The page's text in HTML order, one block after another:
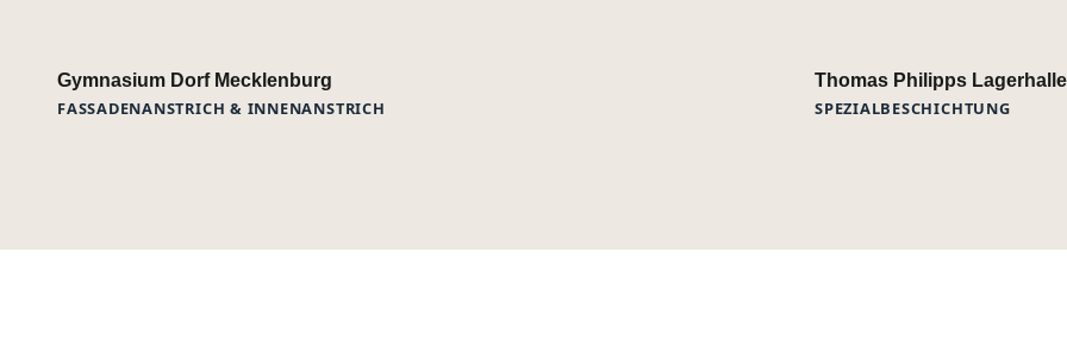
VORHER
Gymnasium Dorf Mecklenburg
FASSADENANSTRICH & INNENANSTRICH
VORHER
Thomas Philipps Lagerhalle
SPEZIALBESCHICHTUNG